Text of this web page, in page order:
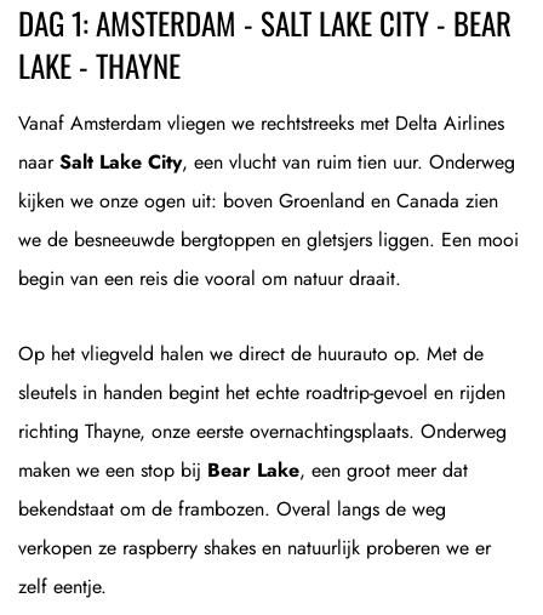
DAG 1: AMSTERDAM - SALT LAKE CITY - BEAR
LAKE - THAYNE
Vanaf Amsterdam vliegen we rechtstreeks met Delta Airlines
naarSalt Lake City, een vlucht van ruim tien uur. Onderweg
kijken we onze ogen uit: boven Groenland en Canada zien
we de besneeuwde bergtoppen en gletsjers liggen. Een mooi
begin van een reis die vooral om natuur draait.
Op het vliegveld halen we direct de huurauto op. Met de
sleutels in handen begint het echte roadtrip-gevoel en rijden
richting Thayne, onze eerste overnachtingsplaats. Onderweg
maken we een stop bij Bear Lake, een groot meer dat
bekendstaat om de frambozen. Overal langs de weg
verkopen ze raspberry shakes en natuurlijk proberen we er
zelf eentje.